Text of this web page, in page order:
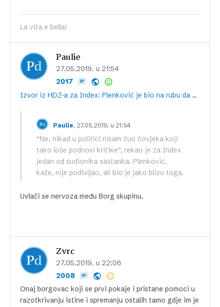
La vita e bella!
Paulie
27.05.2019. u 21:54
2017
Izvor iz HDZ-a za Index: Plenković je bio na rubu da podivlja, Šeks krivio Crkvu
Paulie, 27.05.2019. u 21:54
“Ne, nikad u politici nisam čuo čovjeka koji
tako loše podnosi kritike”, rekao je za Index
jedan od sudionika sastanka. Plenković,
kaže, nije podivljao, ali bio je jako blizu toga.
Uvlači se nervoza među Borg skupinu.
Zvrc
27.05.2019. u 22:06
2008
Onaj borgovac koji se prvi pokaje i pristane pomoci u
razotkrivanju istine i spremanju ostalih tamo gdje im je